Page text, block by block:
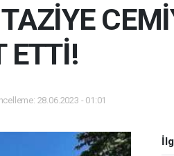
ETTİ!
28.06.2023 - 01:01